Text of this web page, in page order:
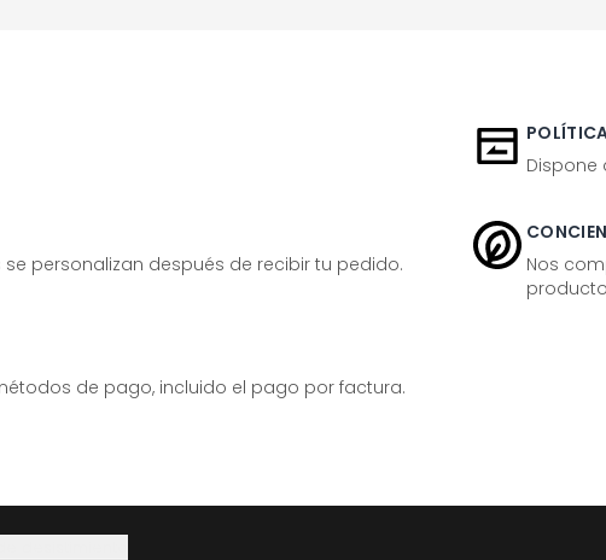
Dispone
personalizan después de recibir tu pedido.
Nos
de pago, incluido el pago por factura.